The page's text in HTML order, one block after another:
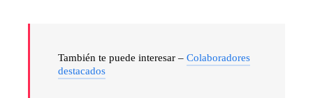
También te puede interesar – Colaboradores
destacados